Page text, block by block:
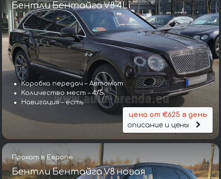
Бентли Бентайга V8 4Li
Коробка передач – Автомат
Количество мест – 4/5
Навигация – есть
цена от €625 в день
описание и цены
Прокат в Европе
Бентли Бентайга V8 новая